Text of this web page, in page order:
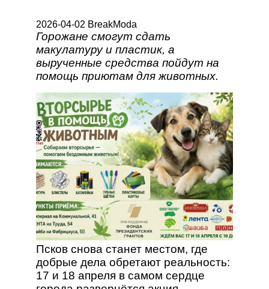
2026-04-02 BreakModa
Горожане смогут сдать
макулатуру и пластик, а
вырученные средства пойдут на
помощь приютам для животных.
Псков снова станет местом, где
добрые дела обретают реальность:
17 и 18 апреля в самом сердце